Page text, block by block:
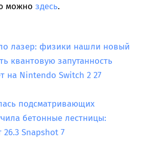
можно здесь.
лазер: физики нашли новый
квантовую запутанность
на Nintendo Switch 2 27
подсматривающих
бетонные лестницы:
Snapshot 7